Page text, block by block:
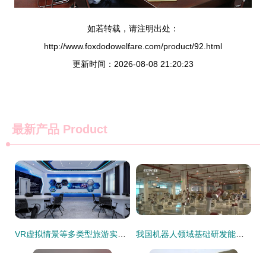
如若转载，请注明出处：
http://www.foxdodowelfare.com/product/92.html
更新时间：2026-08-08 21:20:23
最新产品 Product